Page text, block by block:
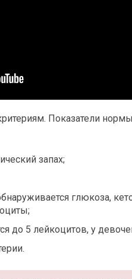
Показатели нормы
запах;
глюкоза,
до 5 лейкоцитов, у